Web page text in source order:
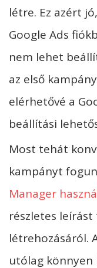
létre. Ez azért
Google Ads
nem lehet
az első
elérhetővé a
beállítási
Most tehát
kampányt
Manager
részletes leírást
létrehozásáról.
utólag